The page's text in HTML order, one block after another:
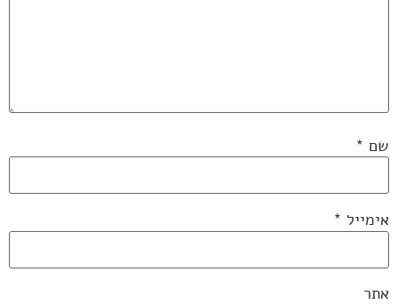
שם *
אימייל *
אתר